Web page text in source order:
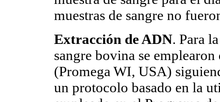
muestras de sangre no
Extracción de ADN. Para
sangre bovina se
(Promega WI, USA)
un protocolo basado en la